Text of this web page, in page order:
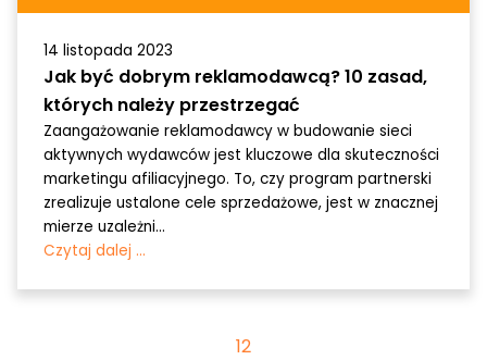
14 listopada 2023
Jak być dobrym reklamodawcą? 10 zasad,
których należy przestrzegać
Zaangażowanie reklamodawcy w budowanie sieci
aktywnych wydawców jest kluczowe dla skuteczności
marketingu afiliacyjnego. To, czy program partnerski
zrealizuje ustalone cele sprzedażowe, jest w znacznej
mierze uzależni...
Czytaj dalej ...
12